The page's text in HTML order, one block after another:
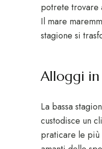
potrete trovare
Il mare
stagione si
Alloggi in
La bassa
custodisce un
praticare le più